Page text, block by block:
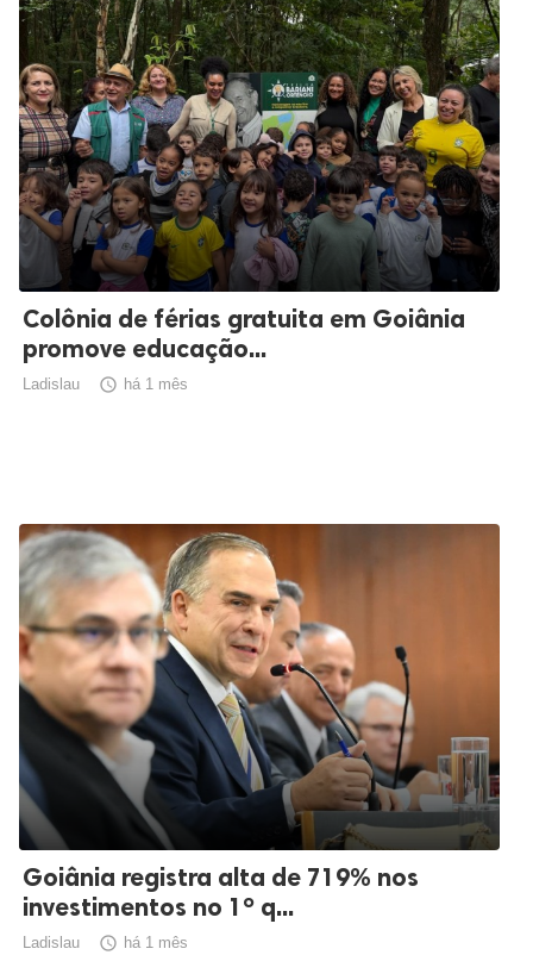
Colônia de férias gratuita em Goiânia
promove educação...
Ladislau  há 1 mês
Goiânia registra alta de 719% nos
investimentos no 1º q...
Ladislau  há 1 mês